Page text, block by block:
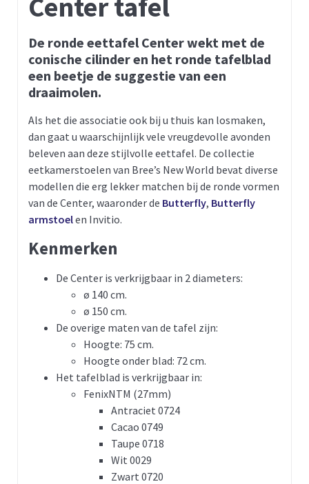
Center tafel
De ronde eettafel Center wekt met de
conische cilinder en het ronde tafelblad
een beetje de suggestie van een
draaimolen.
Als het die associatie ook bij u thuis kan losmaken,
dan gaat u waarschijnlijk vele vreugdevolle avonden
beleven aan deze stijlvolle eettafel. De collectie
eetkamerstoelen van Bree’s New World bevat diverse
modellen die erg lekker matchen bij de ronde vormen
van de Center, waaronder de Butterfly, Butterfly
armstoelen Invitio.
Kenmerken
De Center is verkrijgbaar in 2 diameters:
ø 140 cm.
ø 150 cm.
De overige maten van de tafel zijn:
Hoogte: 75 cm.
Hoogte onder blad: 72 cm.
Het tafelblad is verkrijgbaar in:
FenixNTM (27mm)
Antraciet 0724
Cacao 0749
Taupe 0718
Wit 0029
Zwart 0720